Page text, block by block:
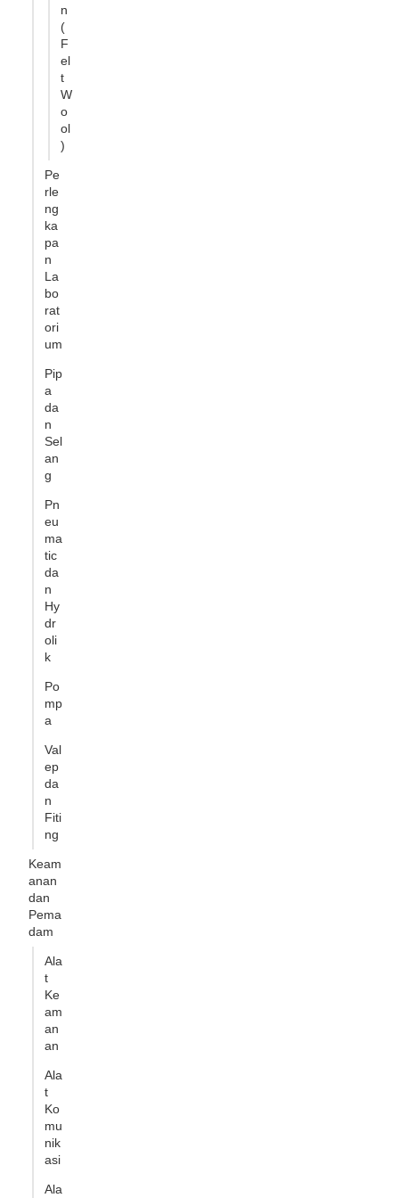
n
(
F
el
t
W
o
ol
)
Pe
rle
ng
ka
pa
n
La
bo
rat
ori
um
Pip
a
da
n
Sel
an
g
Pn
eu
ma
tic
da
n
Hy
dr
oli
k
Po
mp
a
Val
ep
da
n
Fiti
ng
Keam
anan
dan
Pema
dam
Ala
t
Ke
am
an
an
Ala
t
Ko
mu
nik
asi
Ala